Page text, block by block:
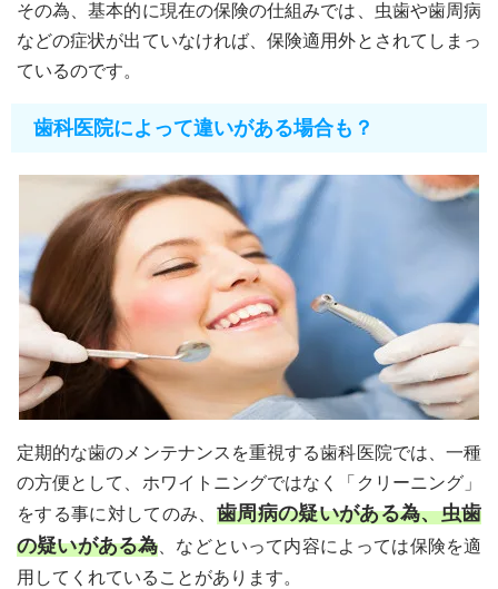
その為、基本的に現在の保険の仕組みでは、虫歯や歯周病
などの症状が出ていなければ、保険適用外とされてしまっ
ているのです。
歯科医院によって違いがある場合も？
定期的な歯のメンテナンスを重視する歯科医院では、一種
の方便として、ホワイトニングではなく「クリーニング」
をする事に対してのみ、 歯周病の疑いがある為、虫歯
の疑いがある為 、などといって内容によっては保険を適
用してくれていることがあります。